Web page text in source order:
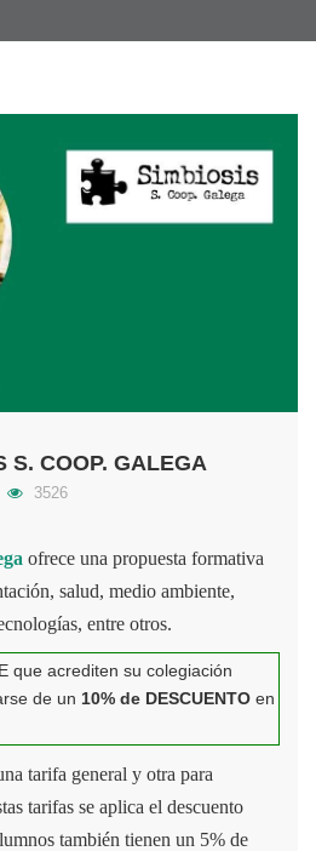
S. COOP. GALEGA
3526
ofrece una propuesta formativa
salud, medio ambiente,
entre otros.
que acrediten su colegiación
de un 10% de DESCUENTO en
tarifa general y otra para
tarifas se aplica el descuento
también tienen un 5% de